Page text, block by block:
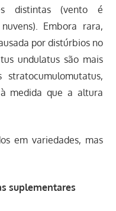
distintas (vento é
Embora rara,
por distúrbios no
undulatus são mais
medida que a altura
em variedades, mas
suplementares